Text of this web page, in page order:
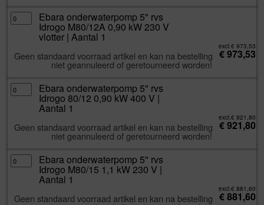
Aantal
1
aantal
Ebara
onderwaterpomp
5"
0,90
kW
|
Aantal
1
Ebara onderwaterpomp 5" rvs
Idrogo M80/12A 0,90 kW 230 V
vlotter | Aantal 1
excl.€ 973,53
€973,53
Geen standaard voorraad artikel en kan na bestelling
niet geannuleerd of geretourneerd worden!
Ebara
onderwaterpomp
5"
0,90
kW
Aantal
1
aantal
Ebara onderwaterpomp 5" rvs
Idrogo 80/12 0,90 kW 400 V |
Aantal 1
excl.€ 921,80
€921,80
Geen standaard voorraad artikel en kan na bestelling
niet geannuleerd of geretourneerd worden!
Ebara
onderwaterpomp
5"
1,1
kW
Ebara onderwaterpomp 5" rvs
Idrogo M80/15 1,1 kW 230 V |
Aantal 1
excl.€ 881,60
€881,60
Geen standaard voorraad artikel en kan na bestelling